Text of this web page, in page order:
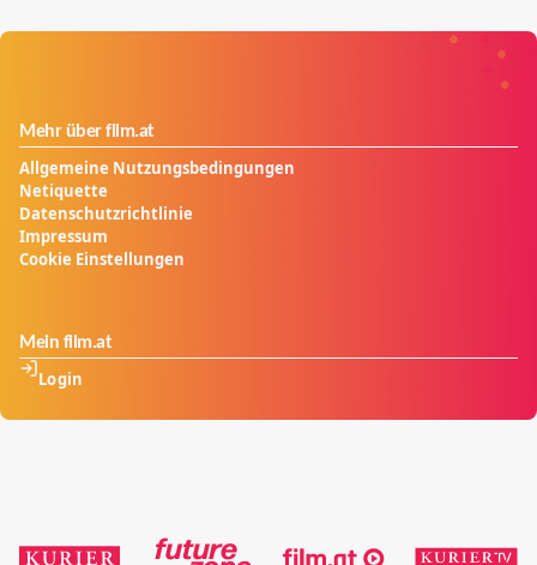
Mehr über film.at
Allgemeine Nutzungsbedingungen
Netiquette
Datenschutzrichtlinie
Impressum
Cookie Einstellungen
Mein film.at
Login